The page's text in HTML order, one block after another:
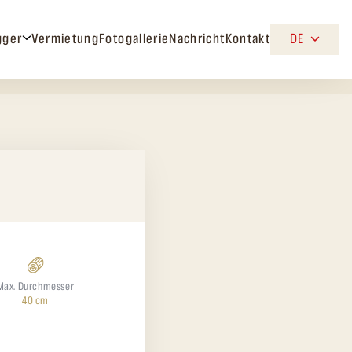
VermietungFotogallerie Nachricht Kontakt DE
Durchmesser
40 cm